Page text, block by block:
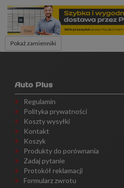
Pokaż zamienniki
Auto Plus
Regulamin
Polityka prywatności
Koszty wysyłki
Kontakt
Koszyk
Produkty do porównania
Zadaj pytanie
Protokół reklamacji
Formularz zwrotu